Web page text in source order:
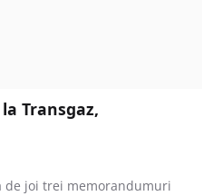
Transgaz,
de joi trei memorandumuri